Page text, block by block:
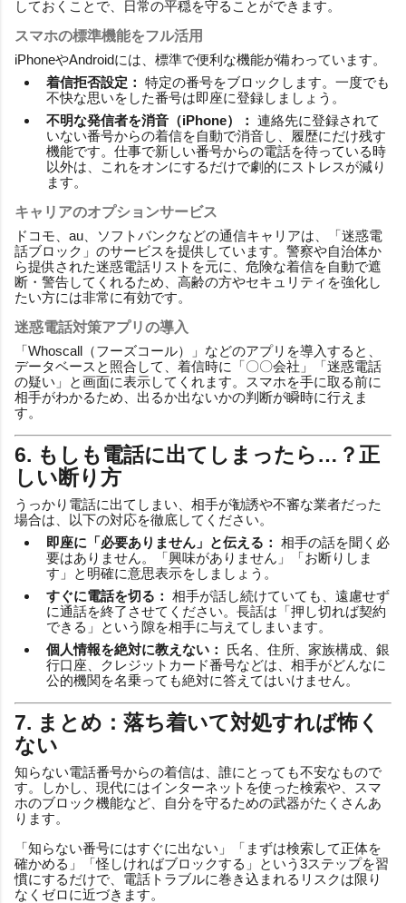
しておくことで、日常の平穏を守ることができます。
スマホの標準機能をフル活用
iPhoneやAndroidには、標準で便利な機能が備わっています。
着信拒否設定： 特定の番号をブロックします。一度でも
不快な思いをした番号は即座に登録しましょう。
不明な発信者を消音（iPhone）： 連絡先に登録されて
いない番号からの着信を自動で消音し、履歴にだけ残す
機能です。仕事で新しい番号からの電話を待っている時
以外は、これをオンにするだけで劇的にストレスが減り
ます。
キャリアのオプションサービス
ドコモ、au、ソフトバンクなどの通信キャリアは、「迷惑電
話ブロック」のサービスを提供しています。警察や自治体か
ら提供された迷惑電話リストを元に、危険な着信を自動で遮
断・警告してくれるため、高齢の方やセキュリティを強化し
たい方には非常に有効です。
迷惑電話対策アプリの導入
「Whoscall（フーズコール）」などのアプリを導入すると、
データベースと照合して、着信時に「〇〇会社」「迷惑電話
の疑い」と画面に表示してくれます。スマホを手に取る前に
相手がわかるため、出るか出ないかの判断が瞬時に行えま
す。
6. もしも電話に出てしまったら…？正
しい断り方
うっかり電話に出てしまい、相手が勧誘や不審な業者だった
場合は、以下の対応を徹底してください。
即座に「必要ありません」と伝える： 相手の話を聞く必
要はありません。「興味がありません」「お断りしま
す」と明確に意思表示をしましょう。
すぐに電話を切る： 相手が話し続けていても、遠慮せず
に通話を終了させてください。長話は「押し切れば契約
できる」という隙を相手に与えてしまいます。
個人情報を絶対に教えない：
氏名、住所、家族構成、銀
行口座、クレジットカード番号などは、相手がどんなに
公的機関を名乗っても絶対に答えてはいけません。
7. まとめ：落ち着いて対処すれば怖く
ない
知らない電話番号からの着信は、誰にとっても不安なもので
す。しかし、現代にはインターネットを使った検索や、スマ
ホのブロック機能など、自分を守るための武器がたくさんあ
ります。
「知らない番号にはすぐに出ない」「まずは検索して正体を
確かめる」「怪しければブロックする」という3ステップを習
慣にするだけで、電話トラブルに巻き込まれるリスクは限り
なくゼロに近づきます。